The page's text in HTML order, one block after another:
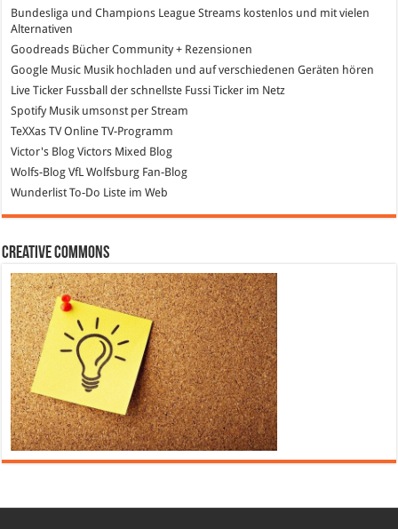
Bundesliga und Champions League Streams kostenlos und mit vielen
Alternativen
Goodreads Bücher Community + Rezensionen
Google Music Musik hochladen und auf verschiedenen Geräten hören
Live Ticker Fussball
der schnellste Fussi Ticker im Netz
SpotifyMusik umsonst per Stream
TeXXas TVOnline TV-Programm
Victor's Blog Victors Mixed Blog
Wolfs-Blog VfL Wolfsburg Fan-Blog
Wunderlist To-Do Liste im Web
Creative Commons